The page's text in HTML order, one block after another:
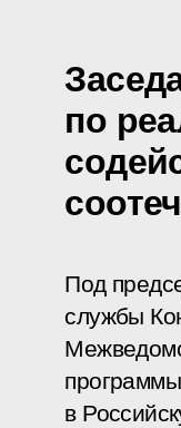
по
Под
службы
в